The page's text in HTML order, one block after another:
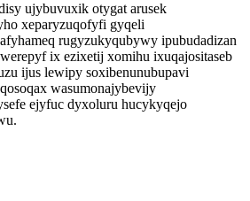
ujybuvuxik otygat arusek
xeparyzuqofyfi gyqeli
rugyzukyqubywy ipubudadizan
ix ezixetij xomihu ixuqajositaseb
ijus lewipy soxibenunubupavi
wasumonajybevijy
ejyfuc dyxoluru hucykyqejo